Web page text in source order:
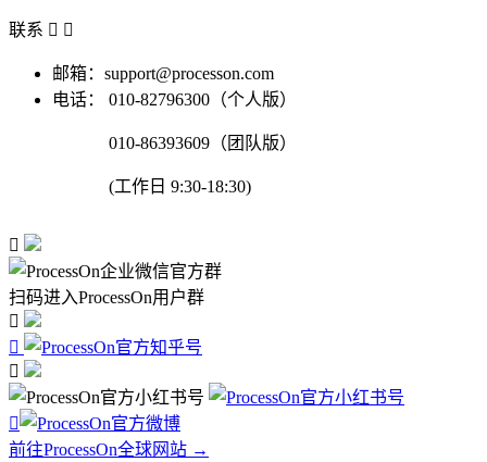
联系  
邮箱：support@processon.com
电话：
010-82796300（个人版）
010-86393609（团队版）
(工作日 9:30-18:30)

扫码进入ProcessOn用户群




前往ProcessOn全球网站 →